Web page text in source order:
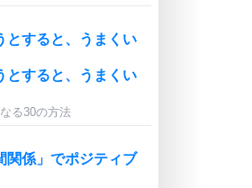
とすると、うまくい
とすると、うまくい
る30の方法
関係」でポジティブ